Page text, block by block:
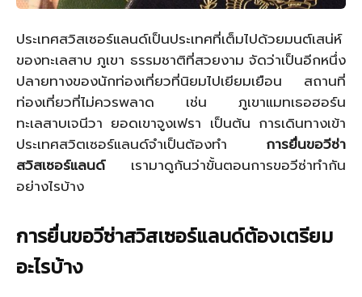
ประเทศสวิสเซอร์แลนด์เป็นประเทศที่เต็มไปด้วยมนต์เสน่ห์
ของทะเลสาบ ภูเขา ธรรมชาติที่สวยงาม จัดว่าเป็นอีกหนึ่ง
ปลายทางของนักท่องเที่ยวที่นิยมไปเยียมเยือน สถานที่
ท่องเที่ยวที่ไม่ควรพลาด เช่น ภูเขาแมทเธอฮอร์น
ทะเลสาบเจนีวา ยอดเขาจูงเฟรา เป็นต้น การเดินทางเข้า
ประเทศสวิตเซอร์แลนด์จำเป็นต้องทำ การยื่นขอวีซ่า
สวิสเซอร์แลนด์เรามาดูกันว่าขั้นตอนการขอวีซ่าทำกัน
อย่างไรบ้าง
การยื่นขอวีซ่าสวิสเซอร์แลนด์ต้องเตรียม
อะไรบ้าง